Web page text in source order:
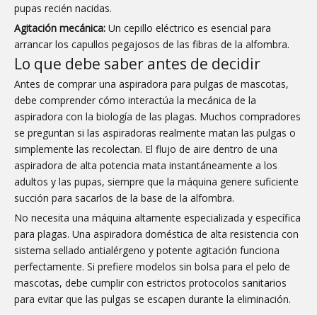
pupas recién nacidas.
Agitación mecánica: Un cepillo eléctrico es esencial para
arrancar los capullos pegajosos de las fibras de la alfombra.
Lo que debe saber antes de decidir
Antes de comprar una aspiradora para pulgas de mascotas,
debe comprender cómo interactúa la mecánica de la
aspiradora con la biología de las plagas. Muchos compradores
se preguntan si las aspiradoras realmente matan las pulgas o
simplemente las recolectan. El flujo de aire dentro de una
aspiradora de alta potencia mata instantáneamente a los
adultos y las pupas, siempre que la máquina genere suficiente
succión para sacarlos de la base de la alfombra.
No necesita una máquina altamente especializada y específica
para plagas. Una aspiradora doméstica de alta resistencia con
sistema sellado antialérgeno y potente agitación funciona
perfectamente. Si prefiere modelos sin bolsa para el pelo de
mascotas, debe cumplir con estrictos protocolos sanitarios
para evitar que las pulgas se escapen durante la eliminación.